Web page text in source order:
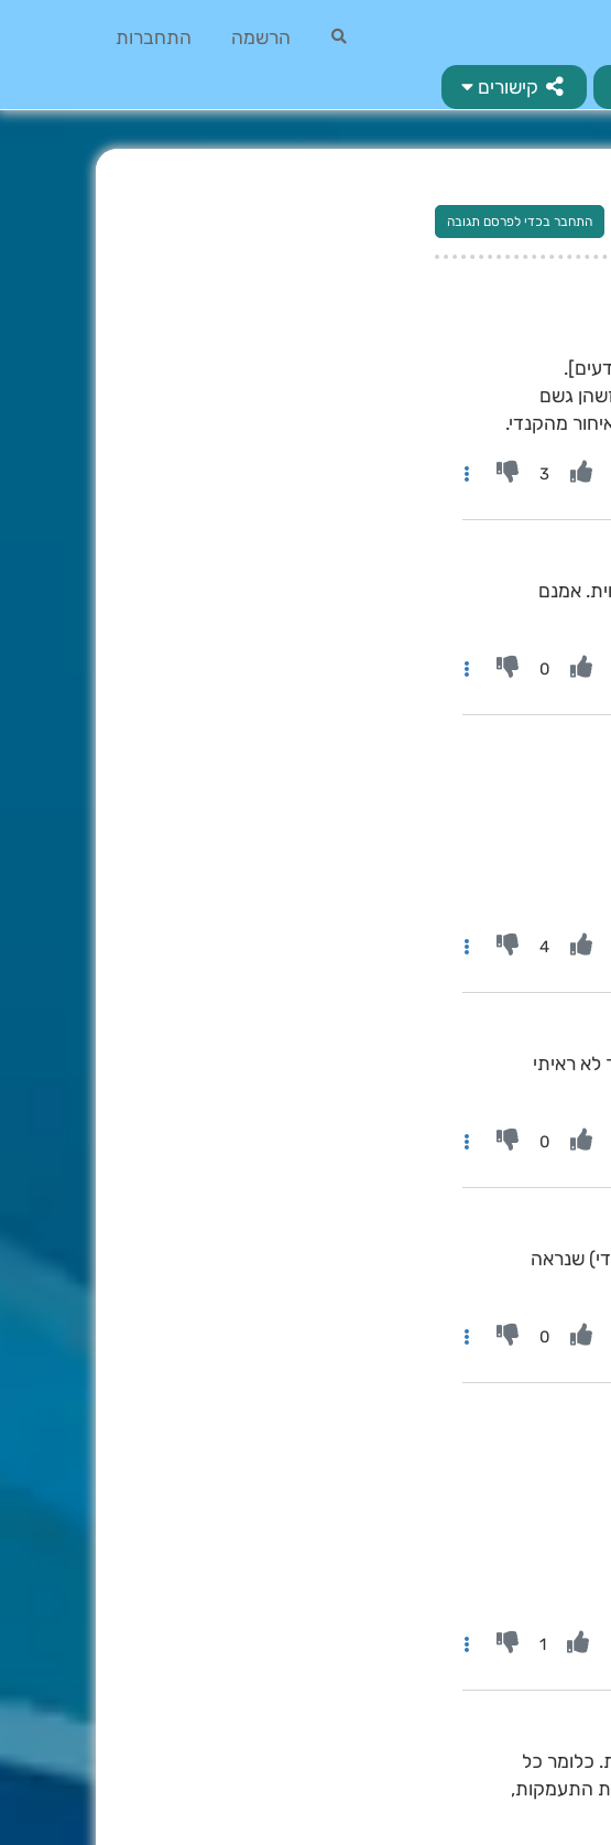
הרשמה התחברות
קישורים
התחבר בכדי לפרסם תגובה
גשם
מהקנדי.
3
אמנם
0
4
לא ראיתי
0
שנראה
0
1
כלומר כל
התעמקות,